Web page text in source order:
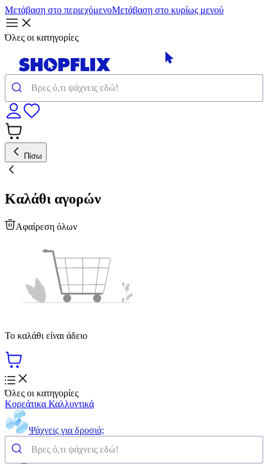
Μετάβαση στο περιεχόμενοΜετάβαση στο κυρίως μενού
Όλες οι κατηγορίες
Πίσω
Καλάθι αγορών
Αφαίρεση όλων
Το καλάθι είναι άδειο
Όλες οι κατηγορίες
Κορεάτικα Καλλυντικά
Ψάχνεις για δροσιά;